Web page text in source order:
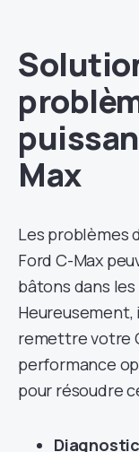
Max
Les problèmes
Ford C-Max
bâtons dans les
remettre votre
performance
pour résoudre